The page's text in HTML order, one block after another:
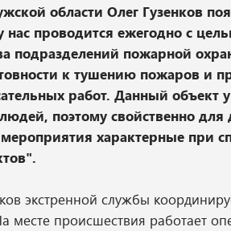
области Олег Гузенков
нас проводится ежегодно с
подразделений пожарной
к тушению пожаров и
работ. Данный объект
поэтому свойственно для
характерные при
экстренной службы
месте происшествия работает